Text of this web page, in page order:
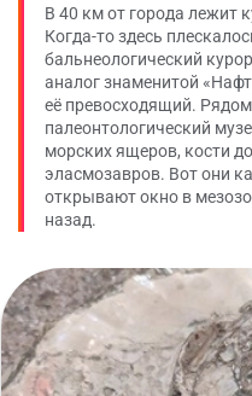
В 40 км от города лежит
Когда-то здесь
бальнеологический
аналог знаменитой
её превосходящий.
палеонтологический
морских ящеров, кости
эласмозавров. Вот они
открывают окно в
назад.